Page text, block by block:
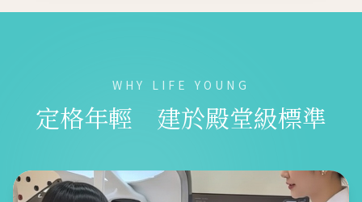
WHY LIFE YOUNG
定格年輕 建於殿堂級標準